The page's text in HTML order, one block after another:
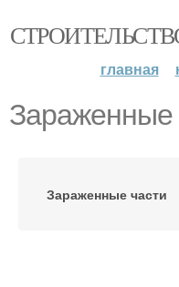
главная
Зараженные
Зараженные части